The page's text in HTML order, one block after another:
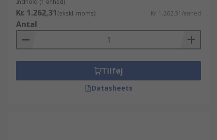
Indhold (1 enhed)
Kr. 1.262,31(ekskl. moms) Kr. 1.262,31/enhed
Antal
Tilføj
Datasheets